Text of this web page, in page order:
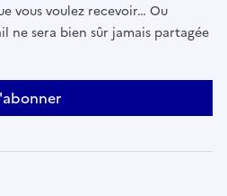
vous voulez recevoir… Ou
ne sera bien sûr jamais partagée